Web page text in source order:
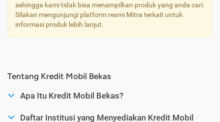
sehingga kami tidak bisa menampilkan produk yang anda cari.
Silakan mengunjungi platform resmi Mitra terkait untuk
informasi produk lebih lanjut.
Tentang Kredit Mobil Bekas
Apa Itu Kredit Mobil Bekas?
Daftar Institusi yang Menyediakan Kredit Mobil